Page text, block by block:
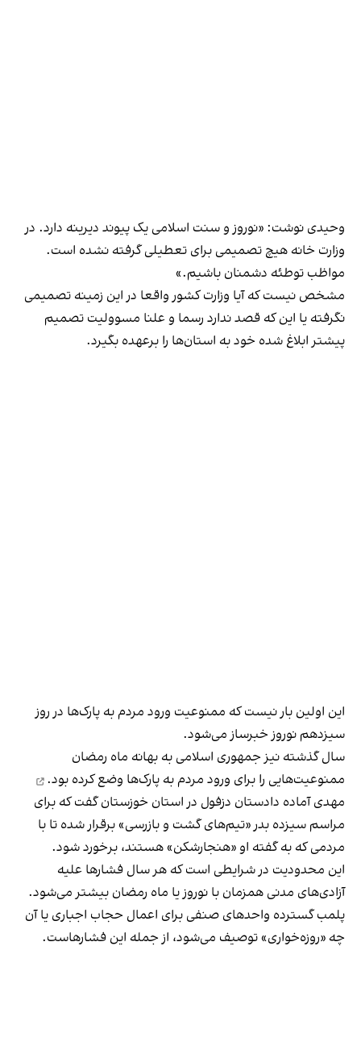
وحیدی نوشت: «نوروز و سنت اسلامی یک پیوند دیرینه دارد. در
وزارت خانه هیچ تصمیمی برای تعطیلی گرفته نشده است.
مواظب توطئه دشمنان باشیم.»
مشخص نیست که آیا وزارت کشور واقعا در این زمینه تصمیمی
نگرفته یا این که قصد ندارد رسما و علنا مسوولیت تصمیم
پیشتر ابلاغ شده خود به استان‌ها را برعهده بگیرد.
این اولین بار نیست که ممنوعیت ورود مردم به پارک‌ها در روز
سیزدهم نوروز خبرساز می‌شود.
سال گذشته نیز جمهوری اسلامی به بهانه ماه رمضان
ممنوعیت‌هایی را برای ورود مردم به پارک‌ها وضع کرده بود.
مهدی آماده دادستان دزفول در استان خوزستان گفت که برای
مراسم سیزده بدر «تیم‌های گشت و بازرسی» برقرار شده تا با
مردمی که به گفته او «هنجارشکن» هستند، برخورد شود.
این محدودیت در شرایطی است که هر سال فشارها علیه
آزادی‌های مدنی همزمان با نوروز یا ماه رمضان بیشتر می‌شود.
پلمب گسترده واحدهای صنفی برای اعمال حجاب اجباری یا آن
چه «روزه‌خواری» توصیف می‌شود، از جمله این فشارهاست.